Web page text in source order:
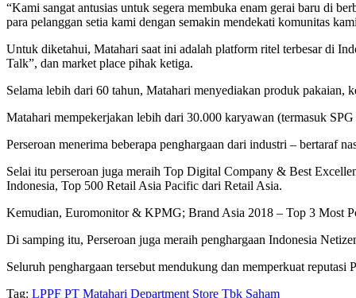
“Kami sangat antusias untuk segera membuka enam gerai baru di
para pelanggan setia kami dengan semakin mendekati komunitas
Untuk diketahui, Matahari saat ini adalah platform ritel terbesar di
Talk”, dan market place pihak ketiga.
Selama lebih dari 60 tahun, Matahari menyediakan produk pakaian,
Matahari mempekerjakan lebih dari 30.000 karyawan (termasuk
Perseroan menerima beberapa penghargaan dari industri – bertaraf
Selai itu perseroan juga meraih Top Digital Company & Best
Indonesia, Top 500 Retail Asia Pacific dari Retail Asia.
Kemudian, Euromonitor & KPMG; Brand Asia 2018 – Top 3 Most
Di samping itu, Perseroan juga meraih penghargaan Indonesia
Seluruh penghargaan tersebut mendukung dan memperkuat reputasi
Tag: LPPF PT Matahari Department Store Tbk Saham